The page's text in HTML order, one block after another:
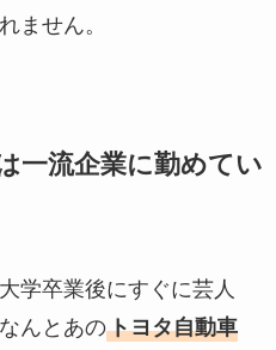
ません。
一流企業に勤めてい
学卒業後にすぐに芸人
んとあのトヨタ自動車